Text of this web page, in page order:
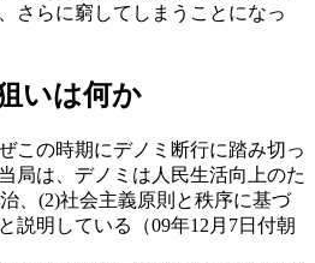
さらに窮してしまうことになっ
いは何か
この時期にデノミ断行に踏み切っ
局は、デノミは人民生活向上のた
、(2)社会主義原則と秩序に基づ
説明している（09年12月7日付朝